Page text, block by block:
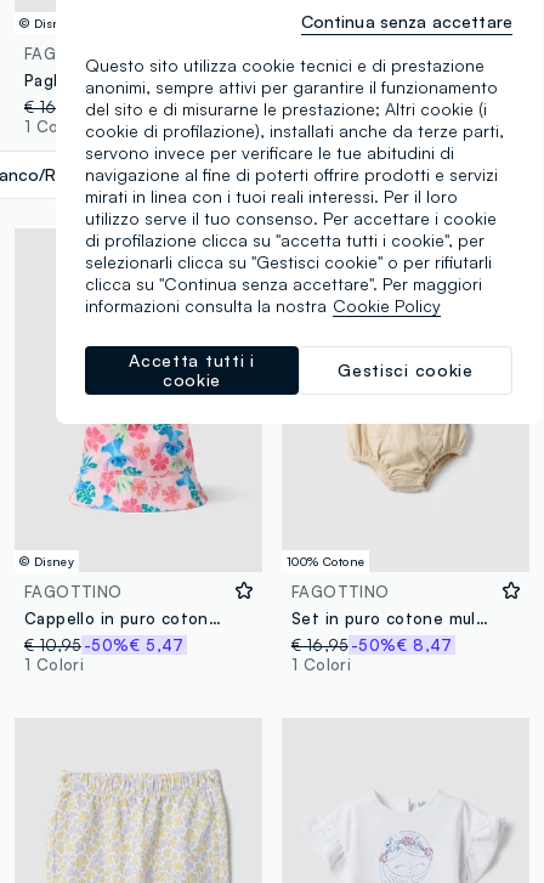
© Disney
FAGOTTINO
€ 16,95
-50%€ 8,47
1 Colori
Rosa label.selectsize
Costume boxer azzurro in tessuto elasticizzato a quadretti
€ 8,95-50%€ 4,47
1 Colori
© Disney
FAGOTTINO
Cappello in puro cotone multicolor da bimba con Stitch
€ 10,95-50%€ 5,47
1 Colori
100% Cotone
FAGOTTINO
Set in puro cotone multicolor da neonato con volant
€ 16,95 -50%€ 8,47
1 Colori
Questo sito utilizza cookie tecnici e di prestazione
anonimi, sempre attivi per garantire il funzionamento
del sito e di misurarne le prestazione; Altri cookie (i
cookie di profilazione), installati anche da terze parti,
servono invece per verificare le tue abitudini di
navigazione al fine di poterti offrire prodotti e servizi
mirati in linea con i tuoi reali interessi. Per il loro
utilizzo serve il tuo consenso. Per accettare i cookie
di profilazione clicca su "accetta tutti i cookie", per
selezionarli clicca su "Gestisci cookie" o per rifiutarli
clicca su "Continua senza accettare". Per maggiori
informazioni consulta la nostra Cookie Policy
Gestisci cookie
Accetta tutti i
cookie
Continua senza accettare